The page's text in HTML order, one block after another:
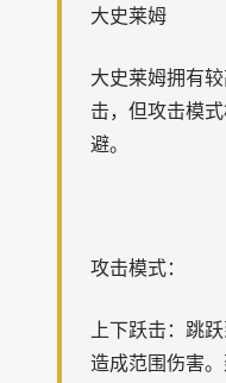
大史莱姆
大史莱姆拥有
击，但攻击模
避。
攻击模式：
上下跃击：跳
造成范围伤害